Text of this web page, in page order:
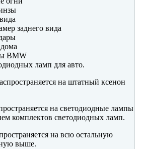
заднего вида
BMW
ламп для авто.
на штатный ксенон
на светодиодные лампы
комплектов светодиодных ламп.
на всю остальную
выше.